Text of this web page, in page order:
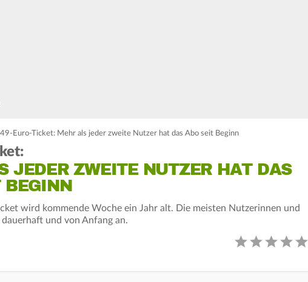
49-Euro-Ticket: Mehr als jeder zweite Nutzer hat das Abo seit Beginn
JEDER ZWEITE NUTZER HAT DAS
BEGINN
wird kommende Woche ein Jahr alt. Die meisten Nutzerinnen und
und von Anfang an.